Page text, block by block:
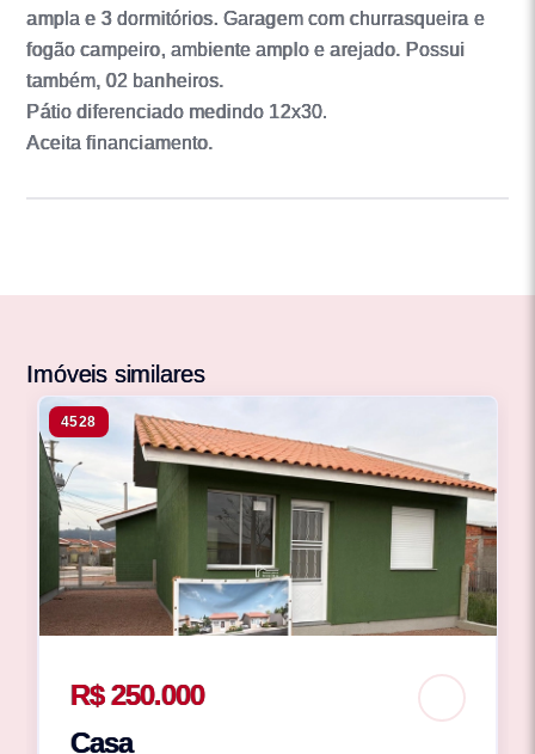
ampla e 3 dormitórios. Garagem com churrasqueira e
fogão campeiro, ambiente amplo e arejado. Possui
também, 02 banheiros.
Pátio diferenciado medindo 12x30.
Aceita financiamento.
Imóveis similares
4528
R$ 250.000
Casa